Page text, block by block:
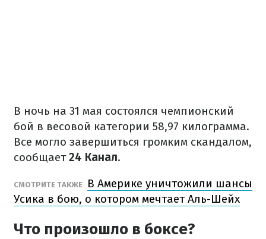
В ночь на 31 мая состоялся чемпионский
бой в весовой категории 58,97 килограмма.
Все могло завершиться громким скандалом,
сообщает24 Канал.
СМОТРИТЕ ТАКЖЕ
В Америке уничтожили шансы
Усика в бою, о котором мечтает Аль-Шейх
Что произошло в боксе?